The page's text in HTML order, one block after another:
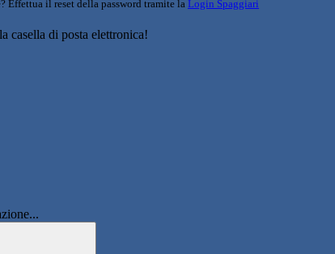
Effettua il reset della password tramite la Login Spaggiari
casella di posta elettronica!